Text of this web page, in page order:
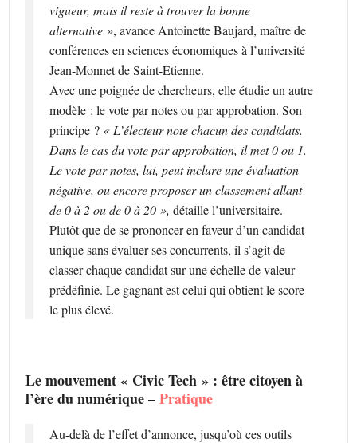
vigueur, mais il reste à trouver la bonne
alternative », avance Antoinette ­Baujard, maître de
conférences en sciences économiques à l’université
Jean-Monnet de Saint-Etienne.
Avec une poignée de chercheurs, elle étudie un autre
modèle : le vote par notes ou par approbation. Son
principe ? « L’électeur note chacun des candidats.
Dans le cas du vote par approbation, il met 0 ou 1.
Le vote par notes, lui, peut inclure une évaluation
négative, ou encore proposer un classement allant
de 0 à 2 ou de 0 à 20 »,détaille l’universitaire.
Plutôt que de se prononcer en faveur d’un candidat
unique sans évaluer ses concurrents, il s’agit de
classer chaque candidat sur une échelle de valeur
prédéfinie. Le gagnant est celui qui obtient le score
le plus élevé.
Le mouvement « Civic Tech » : être citoyen à
l’ère du numérique –Pratique
Au-delà de l’effet d’annonce, jusqu’où ces outils